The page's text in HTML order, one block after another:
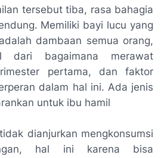
tersebut tiba, rasa bahagia
Memiliki bayi lucu yang
dambaan semua orang,
bagaimana merawat
pertama, dan faktor
dalam hal ini. Ada jenis
untuk ibu hamil
dianjurkan mengkonsumsi
hal ini karena bisa